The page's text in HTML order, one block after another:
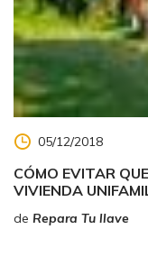
05/12/2018
CÓMO EVITAR
VIVIENDA
de Repara Tu llave